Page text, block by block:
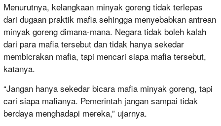
Menurutnya, kelangkaan minyak goreng tidak terlepas
dari dugaan praktik mafia sehingga menyebabkan antrean
minyak goreng dimana-mana. Negara tidak boleh kalah
dari para mafia tersebut dan tidak hanya sekedar
membicrakan mafia, tapi mencari siapa mafia tersebut,
katanya.
“Jangan hanya sekedar bicara mafia minyak goreng, tapi
cari siapa mafianya. Pemerintah jangan sampai tidak
berdaya menghadapi mereka,” ujarnya.